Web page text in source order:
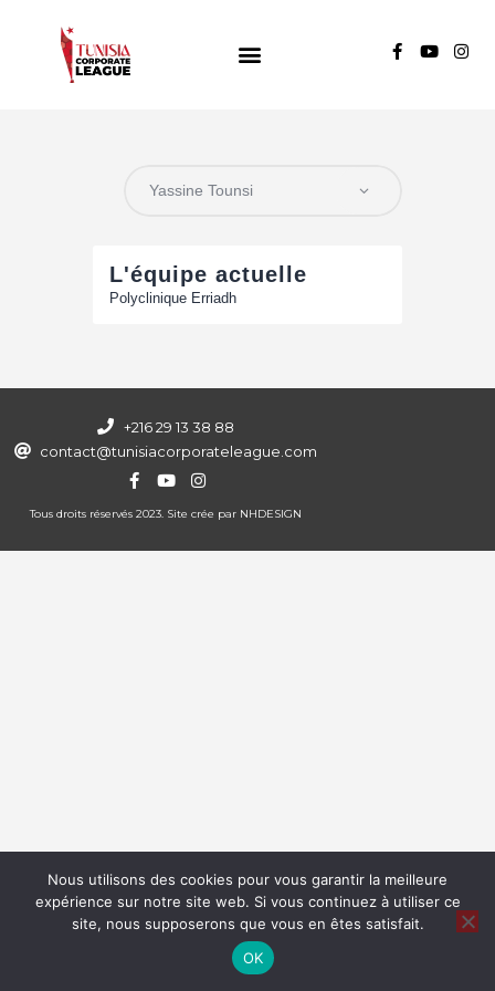
TUNISIA CORPORATE LEAGUE
Groupe B
L'équipe actuelle
Polyclinique Erriadh
+216 29 13 38 88
contact@tunisiacorporateleague.com
Tous droits réservés 2023. Site crée par NHDESIGN
Nous utilisons des cookies pour vous garantir la meilleure
expérience sur notre site web. Si vous continuez à utiliser ce
site, nous supposerons que vous en êtes satisfait.
OK